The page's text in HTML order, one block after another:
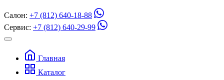
Салон: +7 (812) 640-18-88
Сервис: +7 (812) 640-29-99
Главная
Каталог